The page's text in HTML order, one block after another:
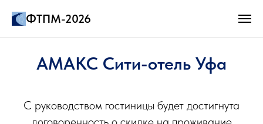
ФТПМ-2026
АМАКС Сити-отель Уфа
С руководством гостиницы будет достигнута